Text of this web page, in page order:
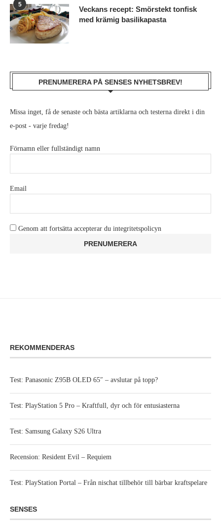
5
Veckans recept: Smörstekt tonfisk
med krämig basilikapasta
PRENUMERERA PÅ SENSES NYHETSBREV!
Missa inget, få de senaste och bästa artiklarna och testerna direkt i din
e-post - varje fredag!
Förnamn eller fullständigt namn
Email
Genom att fortsätta accepterar du integritetspolicyn
REKOMMENDERAS
Test: Panasonic Z95B OLED 65″ – avslutar på topp?
Test: PlayStation 5 Pro – Kraftfull, dyr och för entusiasterna
Test: Samsung Galaxy S26 Ultra
Recension: Resident Evil – Requiem
Test: PlayStation Portal – Från nischat tillbehör till bärbar kraftspelare
SENSES